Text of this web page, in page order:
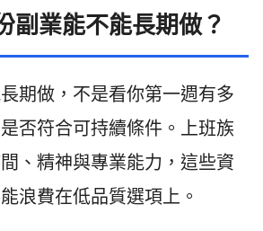
副業能不能長期做？
期做，不是看你第一週有多
否符合可持續條件。上班族
、精神與專業能力，這些資
浪費在低品質選項上。